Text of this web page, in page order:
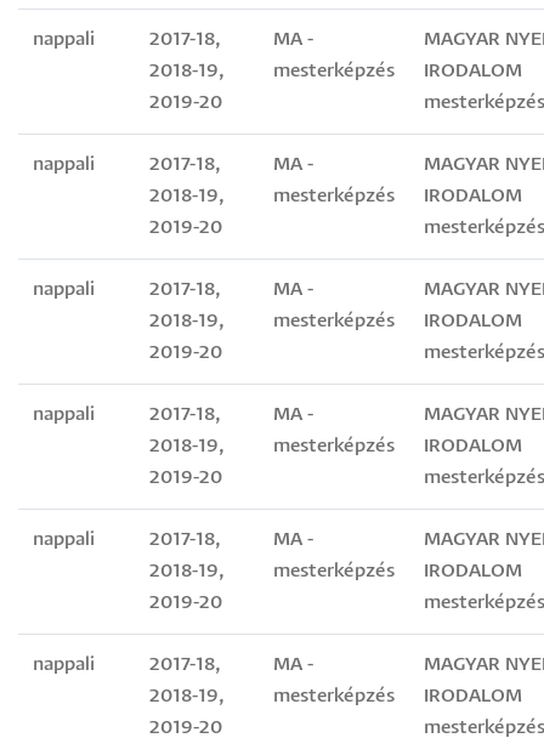
nappali
2017-18,
2018-19,
2019-20
MA -
mesterképzés
MAGYAR
IRODALOM
nappali
2017-18,
2018-19,
2019-20
MA -
mesterképzés
MAGYAR
IRODALOM
nappali
2017-18,
2018-19,
2019-20
MA -
mesterképzés
MAGYAR
IRODALOM
nappali
2017-18,
2018-19,
2019-20
MA -
mesterképzés
MAGYAR
IRODALOM
nappali
2017-18,
2018-19,
2019-20
MA -
mesterképzés
MAGYAR
IRODALOM
nappali
2017-18,
2018-19,
2019-20
MA -
mesterképzés
MAGYAR
IRODALOM